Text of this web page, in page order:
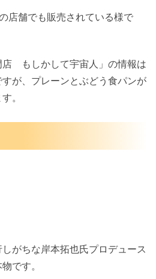
店舗でも販売されている様で
店 もしかして宇宙人」の情報は
が、プレーンとぶどう食パンが
。
がちな岸本拓也氏プロデュース
です。